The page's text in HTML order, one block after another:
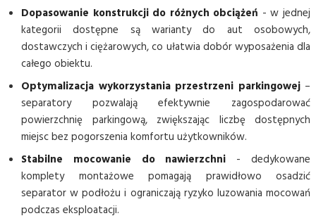
Dopasowanie konstrukcji do różnych obciążeń - w jednej
kategorii dostępne są warianty do aut osobowych,
dostawczych i ciężarowych, co ułatwia dobór wyposażenia dla
całego obiektu.
Optymalizacja wykorzystania przestrzeni parkingowej–
separatory pozwalają efektywnie zagospodarować
powierzchnię parkingową, zwiększając liczbę dostępnych
miejsc bez pogorszenia komfortu użytkowników.
Stabilne mocowanie do nawierzchni - dedykowane
komplety montażowe pomagają prawidłowo osadzić
separator w podłożu i ograniczają ryzyko luzowania mocowań
podczas eksploatacji.